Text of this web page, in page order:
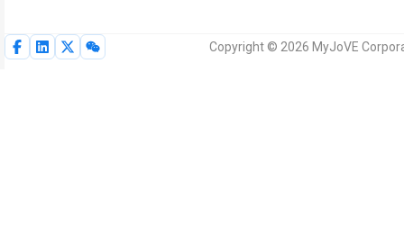
Copyright © 2026 MyJoVE